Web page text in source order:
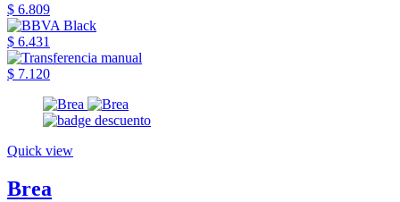
$ 6.809
$ 6.431
$ 7.120
Quick view
Brea